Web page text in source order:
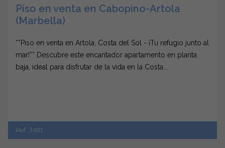
Piso en venta en Cabopino-Artola
(Marbella)
**Piso en venta en Artola, Costa del Sol - ¡Tu refugio junto al
mar!** Descubre este encantador apartamento en planta
baja, ideal para disfrutar de la vida en la Costa...
Ref. 3491